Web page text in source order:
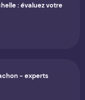
: évaluez votre
- experts